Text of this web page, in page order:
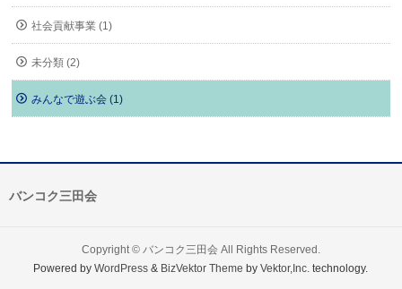
社会貢献事業 (1)
未分類 (2)
みんなで遊ぶ会 (1)
バンコク三田会
Copyright © バンコク三田会All Rights Reserved.
Powered byWordPress & BizVektor Theme byVektor,Inc. technology.